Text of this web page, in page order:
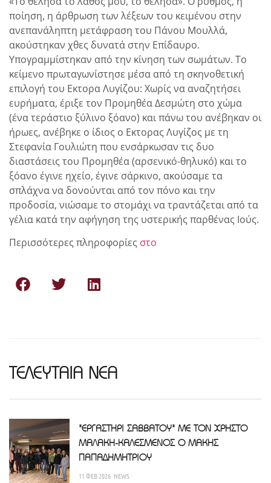
ποίηση, η άρθρωση των λέξεων του κειμένου στην
ανεπανάληπτη μετάφραση του Πάνου Μουλλά,
ακούστηκαν χθες δυνατά στην Επίδαυρο.
Υπογραμμίστηκαν από την κίνηση των σωμάτων. Το
κείμενο πρωταγωνίστησε μέσα από τη σκηνοθετική
επιλογή του Εκτορα Λυγίζου: Χωρίς να αναζητήσει
ευρήματα, έριξε τον Προμηθέα Δεσμώτη στο χώμα
(ένα τεράστιο ξύλινο ξόανο) και πάνω του ανέβηκαν οι
ήρωες, ανέβηκε ο ίδιος ο Εκτορας Λυγίζος με τη
Στεφανία Γουλιώτη που ενσάρκωσαν τις δυο
διαστάσεις του Προμηθέα (αρσενικό-θηλυκό) και το
ξόανο έγινε ηχείο, έγινε σάρκινο, ακούσαμε τα
σπλάχνα να δονούνται από τον πόνο και την
προδοσία, νιώσαμε το στομάχι να τραντάζεται από τα
γέλια κατά την αφήγηση της υστερικής παρθένας Ιούς.
Περισσότερες πληροφορίες στο
ΤΕΛΕΥΤΑΙΑ ΝΕΑ
"ΕΡΓΑΣΤΗΡΙ ΣΑΒΒΑΤΟΥ" ΜΕ ΤΟΝ ΧΡΗΣΤΟ
ΜΑΛΑΚΗ-ΚΑΛΕΣΜΕΝΟΣ Ο ΜΑΚΗΣ
ΠΑΠΑΔΗΜΗΤΡΙΟΥ
11 ΦΕΒ 2026 NEWS